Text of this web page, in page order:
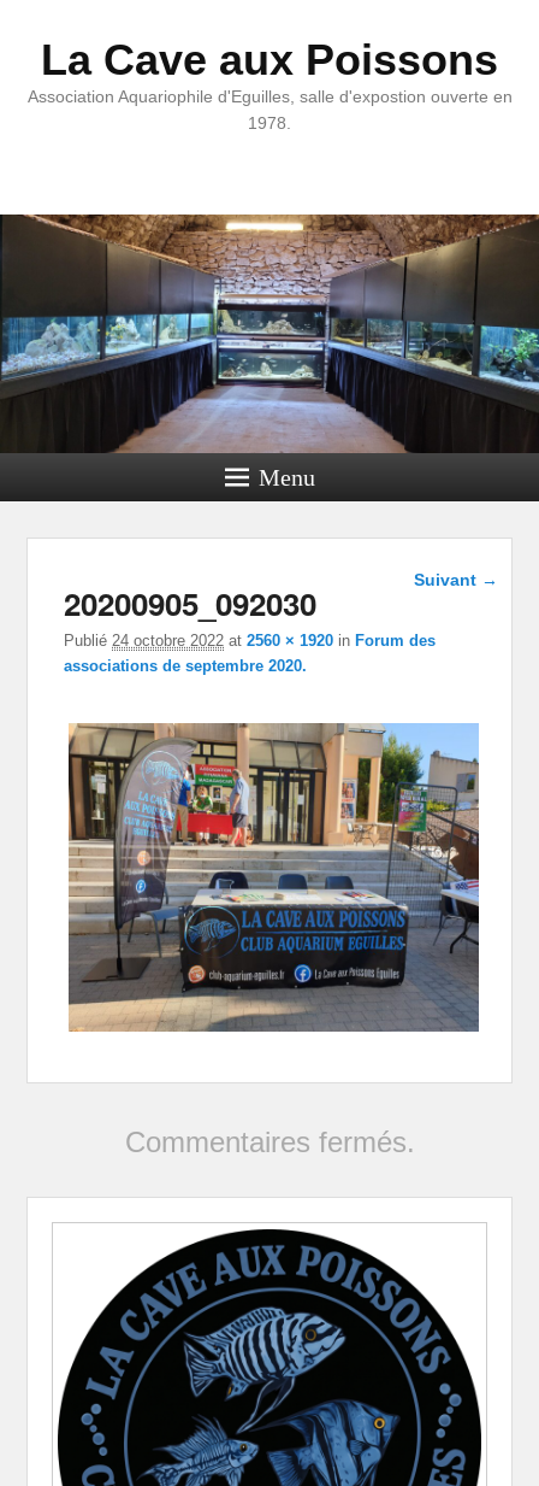
La Cave aux Poissons
Association Aquariophile d'Eguilles, salle d'expostion ouverte en
1978.
Menu
Navigation
Suivant →
20200905_092030
Publié 24 octobre 2022 at2560 × 1920 inForum des
associations de septembre 2020.
Commentaires fermés.